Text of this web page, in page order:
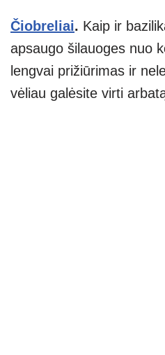
Čiobreliai. Kaip ir
apsaugo šilauoges nuo
lengvai prižiūrimas ir
vėliau galėsite virti